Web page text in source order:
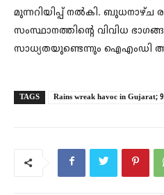
മുന്നറിയിപ്പ് നൽകി. ബുധനാഴ്‌ച
സംസ്ഥാനത്തിന്റെ വിവിധ
സാധ്യതയുണ്ടെന്നും ഐഎംഡി
TAGS Rains wreak havoc in Gujarat;